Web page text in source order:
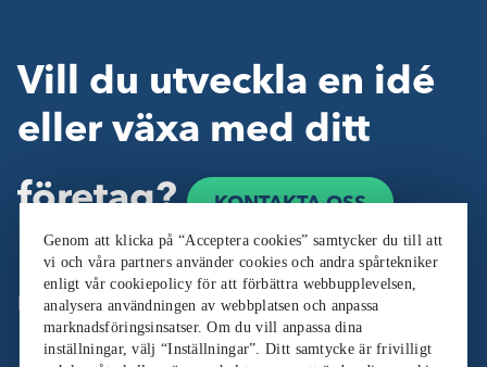
Vill du utveckla en idé
eller växa med ditt
företag?
KONTAKTA OSS
Följ oss:
Genom att klicka på “Acceptera cookies” samtycker du till att
vi och våra partners använder cookies och andra spårtekniker
enligt vår cookiepolicy för att förbättra webbupplevelsen,
analysera användningen av webbplatsen och anpassa
marknadsföringsinsatser. Om du vill anpassa dina
inställningar, välj “Inställningar”. Ditt samtycke är frivilligt